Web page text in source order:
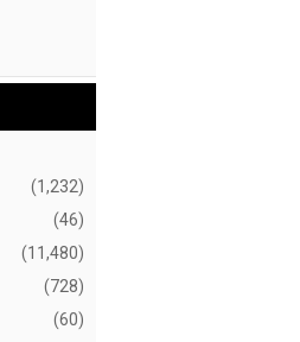
(1,232)
(46)
(11,480)
(728)
(60)